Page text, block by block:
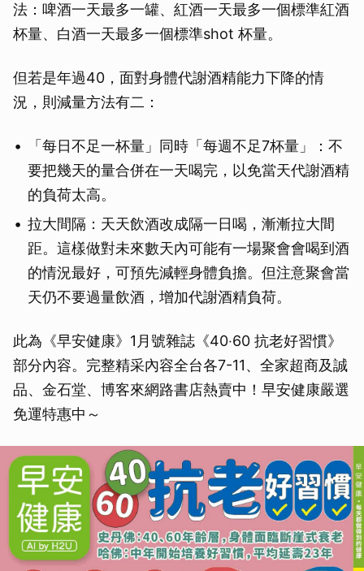
法：啤酒一天最多一罐、紅酒一天最多一個標準紅酒
杯量、白酒一天最多一個標準shot 杯量。
但若是年過40，面對身體代謝酒精能力下降的情
況，則減量方法有二：
「每日不足一杯量」同時「每週不足7杯量」：不
要把幾天的量合併在一天喝完，以免當天代謝酒精
的負荷太高。
拉大間隔：天天飲酒改成隔一日喝，漸漸拉大間
距。這樣做對未來數天內可能有一場聚會會喝到酒
的情況最好，可預先減輕身體負擔。但注意聚會當
天仍不要過量飲酒，增加代謝酒精負荷。
此為《早安健康》1月號雜誌《40‧60 抗老好習慣》
部分內容。完整精采內容全台各7-11、全家超商及誠
品、金石堂、博客來網路書店熱賣中！早安健康嚴選
免運特惠中～